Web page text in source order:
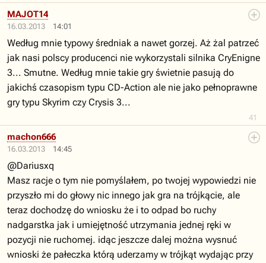
16.03.2013 14:01
41
MAJOT14
Według mnie typowy średniak a nawet gorzej. Aż żal patrzeć
jak nasi polscy producenci nie wykorzystali silnika CryEnigne
3... Smutne. Według mnie takie gry świetnie pasują do
jakichś czasopism typu CD-Action ale nie jako pełnoprawne
gry typu Skyrim czy Crysis 3...
16.03.2013 14:45
machon666
@Dariusxq
Masz racje o tym nie pomyślałem, po twojej wypowiedzi nie
przyszło mi do głowy nic innego jak gra na trójkącie, ale
teraz dochodzę do wniosku że i to odpad bo ruchy
nadgarstka jak i umiejętność utrzymania jednej ręki w
pozycji nie ruchomej. idąc jeszcze dalej można wysnuć
wnioski że pałeczka którą uderzamy w trójkąt wydając przy